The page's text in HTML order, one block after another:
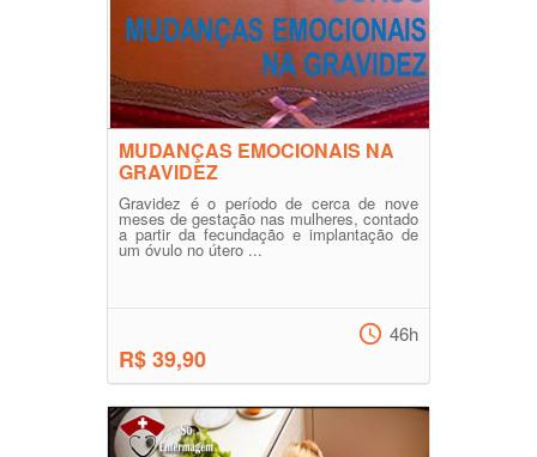
MUDANÇAS EMOCIONAIS NA
GRAVIDEZ
Gravidez é o período de cerca de nove
meses de gestação nas mulheres, contado
a partir da fecundação e implantação de
um óvulo no útero ...
R$ 39,90
46h